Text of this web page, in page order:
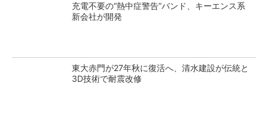
充電不要の“熱中症警告”バンド、キーエンス系
新会社が開発
東大赤門が27年秋に復活へ、清水建設が伝統と
3D技術で耐震改修